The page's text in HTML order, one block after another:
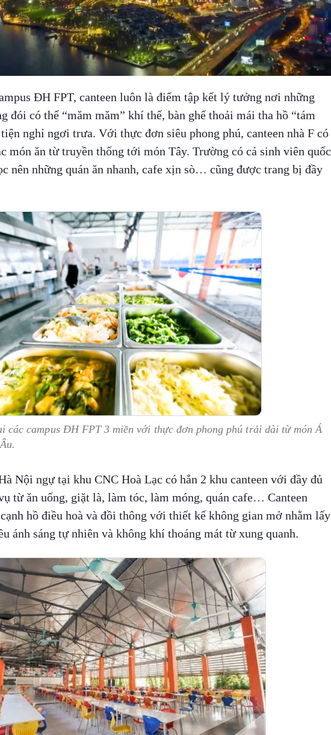
ĐH FPT, canteen luôn là điểm tập kết lý tưởng nơi những
đói có thể “măm măm” khí thế, bàn ghế thoải mái tha hồ “tám
nghỉ ngơi trưa. Với thực đơn siêu phong phú, canteen nhà F có
món ăn từ truyền thống tới món Tây. Trường có cả sinh viên quốc
nên những quán ăn nhanh, cafe xịn sò… cũng được trang bị đầy
các campus ĐH FPT 3 miền với thực đơn phong phú trải dài từ món Á
Nội ngự tại khu CNC Hoà Lạc có hẳn 2 khu canteen với đầy đủ
từ ăn uống, giặt là, làm tóc, làm móng, quán cafe… Canteen
hồ điều hoà và đồi thông với thiết kế không gian mở nhằm lấy
ánh sáng tự nhiên và không khí thoáng mát từ xung quanh.